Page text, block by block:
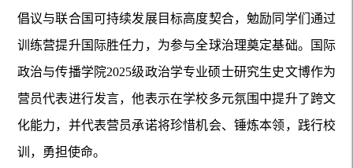
倡议与联合国可持续发展目标高度契合，勉励同学们通过
训练营提升国际胜任力，为参与全球治理奠定基础。国际
政治与传播学院2025级政治学专业硕士研究生史文博作为
营员代表进行发言，他表示在学校多元氛围中提升了跨文
化能力，并代表营员承诺将珍惜机会、锤炼本领，践行校
训，勇担使命。